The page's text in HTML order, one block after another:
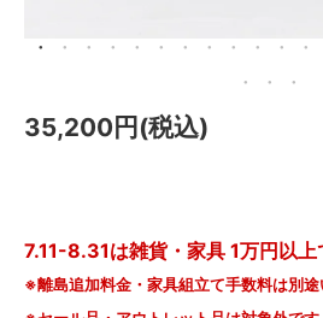
35,200円(税込)
7.11-8.31は雑貨・家具 1万円以上
※離島追加料金・家具組立て手数料は別途